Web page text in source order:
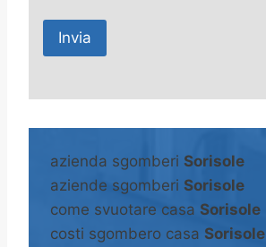
A
e
n
a
azienda sgomberi Sorisole
aziende sgomberi Sorisole
come svuotare casa Sorisole
costi sgombero casa Sorisole